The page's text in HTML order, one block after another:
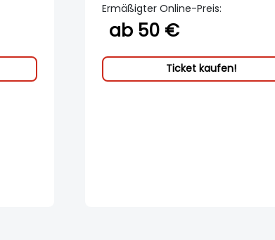
Ermäßigter Online-Preis:
ab 50 €
Ticket kaufen!